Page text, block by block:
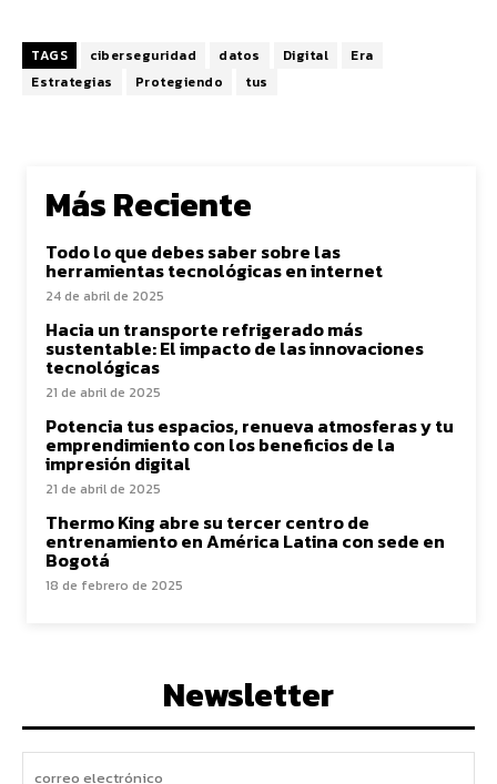
TAGS ciberseguridad datos Digital
Era
Estrategias
Protegiendo tus
Más Reciente
Todo lo que debes saber sobre las
herramientas tecnológicas en internet
24 de abril de 2025
Hacia un transporte refrigerado más
sustentable: El impacto de las innovaciones
tecnológicas
21 de abril de 2025
Potencia tus espacios, renueva atmosferas y tu
emprendimiento con los beneficios de la
impresión digital
21 de abril de 2025
Thermo King abre su tercer centro de
entrenamiento en América Latina con sede en
Bogotá
18 de febrero de 2025
Newsletter